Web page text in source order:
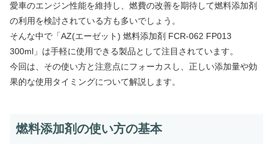
愛車のエンジン性能を維持し、燃費の改善を期待して燃料添加剤
の利用を検討されている方も多いでしょう。
そんな中で「AZ(エーゼット) 燃料添加剤 FCR-062 FP013
300ml」は手軽に使用できる製品として注目されています。
今回は、その使い方と注意点にフォーカスし、正しい添加量や効
果的な使用タイミングについて解説します。
燃料添加剤の使い方の基本